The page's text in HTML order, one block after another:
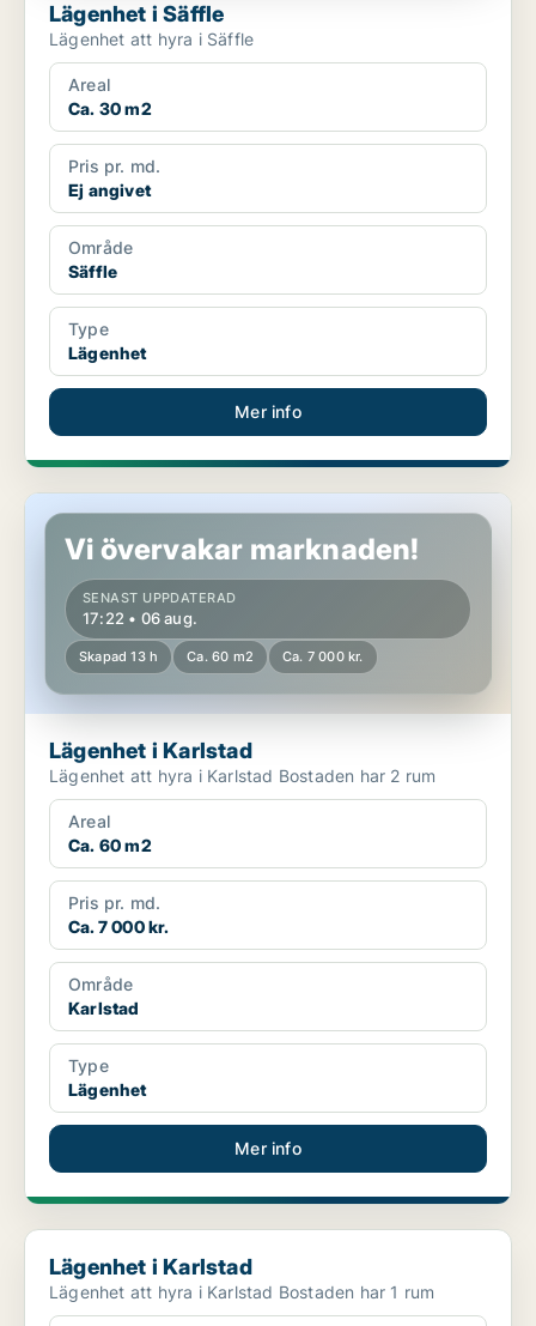
Lägenhet i Säffle
Lägenhet att hyra i Säffle
Areal
Ca. 30 m2
Pris pr. md.
Ej angivet
Område
Säffle
Type
Lägenhet
Mer info
Lägenhet i Karlstad
Vi övervakar marknaden!
SENAST UPPDATERAD
17:22 • 06 aug.
Skapad 13 h Ca. 60 m2 Ca. 7 000 kr.
Lägenhet i Karlstad
Lägenhet att hyra i Karlstad Bostaden har 2 rum
Areal
Ca. 60 m2
Pris pr. md.
Ca. 7 000 kr.
Område
Karlstad
Type
Lägenhet
Mer info
Lägenhet i Karlstad
Lägenhet i Karlstad
Lägenhet att hyra i Karlstad Bostaden har 1 rum